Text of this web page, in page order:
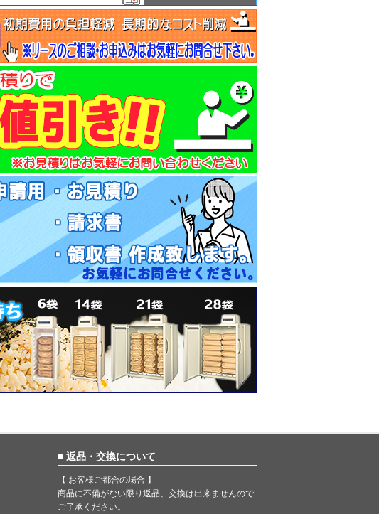
■ 返品・交換について
【 お客様ご都合の場合 】
商品に不備がない限り返品、交換は出来ませんので
ご了承ください。